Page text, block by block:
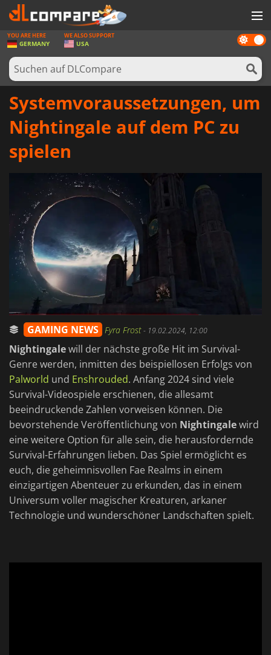
SPIELE
SPIEL KARTEN
SOFTWARE
REWARDS
HARDWARE
NACHRICHTEN
ANMELDEN ODER REGISTRIEREN
Dark
mode
YOU ARE HERE
GERMANY
WE ALSO SUPPORT
USA
Systemvoraussetzungen, um
Nightingale auf dem PC zu
spielen
GAMING NEWS Fyra Frost- 19.02.2024, 12:00
Nightingalewill der nächste große Hit im Survival-
Genre werden, inmitten des beispiellosen Erfolgs von
Palworld und Enshrouded. Anfang 2024 sind viele
Survival-Videospiele erschienen, die allesamt
beeindruckende Zahlen vorweisen können. Die
bevorstehende Veröffentlichung von Nightingalewird
eine weitere Option für alle sein, die herausfordernde
Survival-Erfahrungen lieben. Das Spiel ermöglicht es
euch, die geheimnisvollen Fae Realms in einem
einzigartigen Abenteuer zu erkunden, das in einem
Universum voller magischer Kreaturen, arkaner
Technologie und wunderschöner Landschaften spielt.